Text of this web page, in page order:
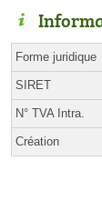
Forme juridique
SIRET
N° TVA Intra.
Création